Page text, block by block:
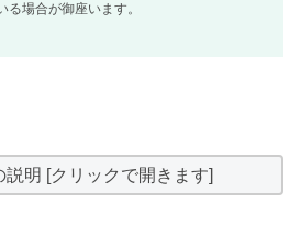
場合が御座います。
説明 [クリックで開きます]